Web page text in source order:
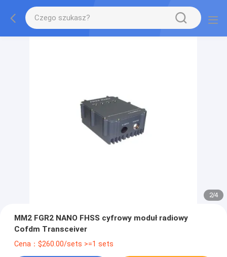
2/4
MM2 FGR2 NANO FHSS cyfrowy moduł radiowy
Cofdm Transceiver
Cena：$260.00/sets >=1 sets